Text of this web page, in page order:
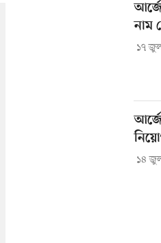
নাম
১৭
১৪